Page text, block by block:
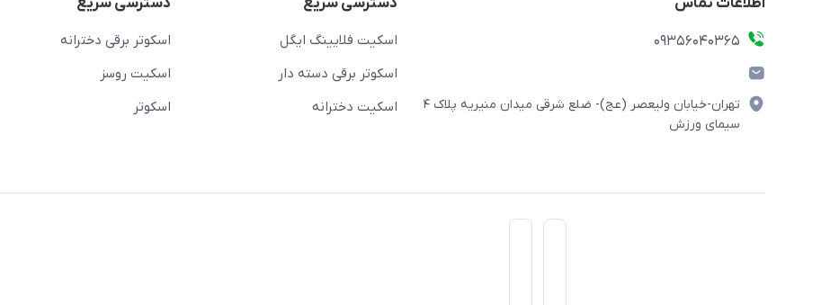
۰۹۳۵۶۰۴۰۳۶۵
تهران-خیابان ولیعصر (عج)- ضلع شرقی میدان منیریه پلاک ۴
سیمای ورزش
اسکیت فلایینگ ایگل
اسکوتر برقی دسته دار
اسکیت دخترانه
اسکوتر برقی دخترانه
اسکیت روسز
اسکوتر